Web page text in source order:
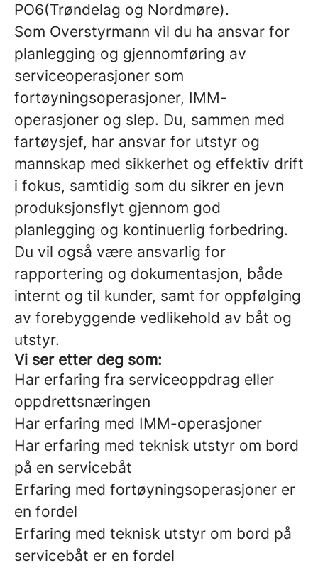
PO6(Trøndelag og Nordmøre).
Som Overstyrmann vil du ha ansvar for
planlegging og gjennomføring av
serviceoperasjoner som
fortøyningsoperasjoner, IMM-
operasjoner og slep. Du, sammen med
fartøysjef, har ansvar for utstyr og
mannskap med sikkerhet og effektiv drift
i fokus, samtidig som du sikrer en jevn
produksjonsflyt gjennom god
planlegging og kontinuerlig forbedring.
Du vil også være ansvarlig for
rapportering og dokumentasjon, både
internt og til kunder, samt for oppfølging
av forebyggende vedlikehold av båt og
utstyr.
Vi ser etter deg som:
Har erfaring fra serviceoppdrag eller
oppdrettsnæringen
Har erfaring med IMM-operasjoner
Har erfaring med teknisk utstyr om bord
på en servicebåt
Erfaring med fortøyningsoperasjoner er
en fordel
Erfaring med teknisk utstyr om bord på
servicebåt er en fordel